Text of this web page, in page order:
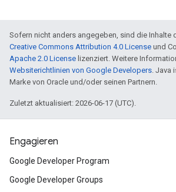
Sofern nicht anders angegeben, sind die Inhalte
Creative Commons Attribution 4.0 License und
Apache 2.0 License lizenziert. Weitere
Websiterichtlinien von Google Developers. Java
Marke von Oracle und/oder seinen Partnern.
Zuletzt aktualisiert: 2026-06-17 (UTC).
Engagieren
Google Developer Program
Google Developer Groups